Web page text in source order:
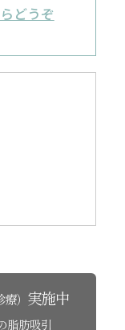
どうぞ
） 実施中
脂肪吸引